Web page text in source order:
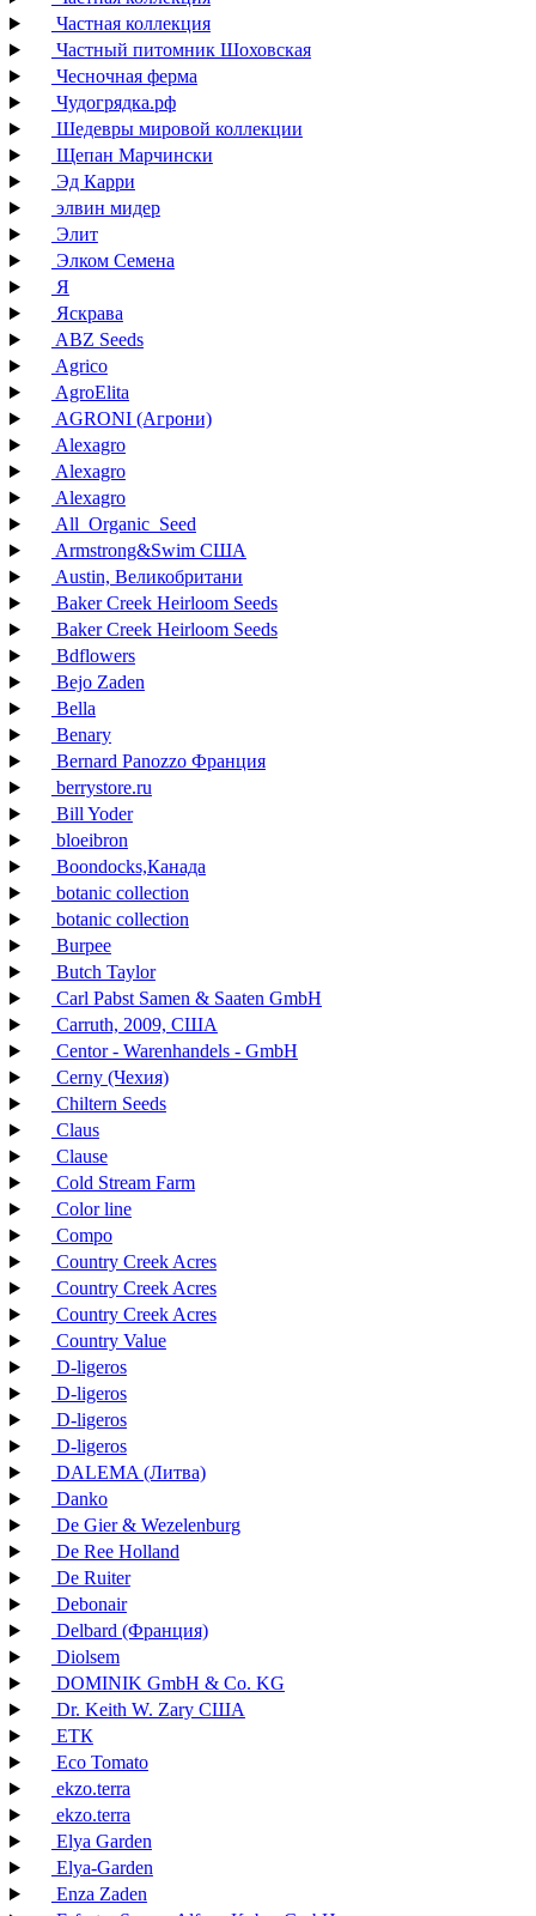
Частная коллекция
Частный питомник Шоховская
Чесночная ферма
Чудогрядка.рф
Шедевры мировой коллекции
Щепан Марчински
Эд Карри
элвин мидер
Элит
Элком Семена
Я
Яскрава
ABZ Seeds
Agrico
AgroElita
AGRONI (Агрони)
Alexagro
Alexagro
Alexagro
All_Organic_Seed
Armstrong&Swim США
Austin, Великобритани
Baker Creek Heirloom Seeds
Baker Creek Heirloom Seeds
Bdflowers
Bejo Zaden
Bella
Benary
Bernard Panozzo Франция
berrystore.ru
Bill Yoder
bloeibron
Boondocks,Канада
botanic collection
botanic collection
Burpee
Butch Taylor
Carl Pabst Samen & Saaten GmbH
Carruth, 2009, США
Centor - Warenhandels - GmbH
Cerny (Чехия)
Chiltern Seeds
Claus
Clause
Cold Stream Farm
Color line
Compo
Country Creek Acres
Country Creek Acres
Country Creek Acres
Country Value
D-ligeros
D-ligeros
D-ligeros
D-ligeros
DALEMA (Литва)
Danko
De Gier & Wezelenburg
De Ree Holland
De Ruiter
Debonair
Delbard (Франция)
Diolsem
DOMINIK GmbH & Co. KG
Dr. Keith W. Zary США
EТК
Eco Tomato
ekzo.terra
ekzo.terra
Elya Garden
Elya-Garden
Enza Zaden